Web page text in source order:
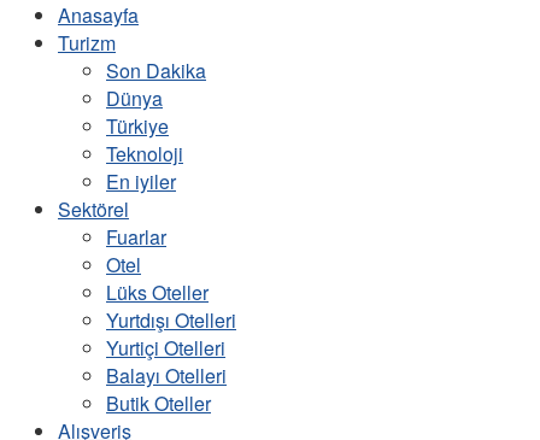
Anasayfa
Turizm
Son Dakika
Dünya
Türkiye
Teknoloji
En iyiler
Sektörel
Fuarlar
Otel
Lüks Oteller
Yurtdışı Otelleri
Yurtiçi Otelleri
Balayı Otelleri
Butik Oteller
Alışveriş